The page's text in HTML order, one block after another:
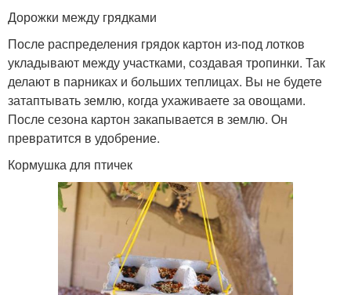
Дорожки между грядками
После распределения грядок картон из-под лотков
укладывают между участками, создавая тропинки. Так
делают в парниках и больших теплицах. Вы не будете
затаптывать землю, когда ухаживаете за овощами.
После сезона картон закапывается в землю. Он
превратится в удобрение.
Кормушка для птичек